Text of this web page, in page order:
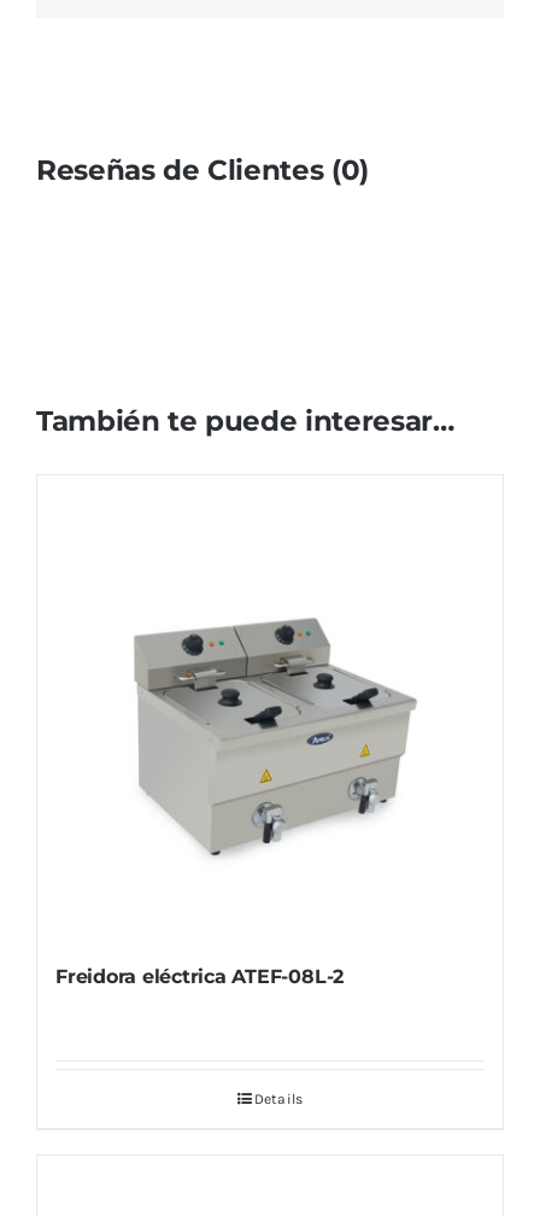
Reseñas de Clientes (0)
También te puede interesar…
Freidora eléctrica ATEF-08L-2
Details